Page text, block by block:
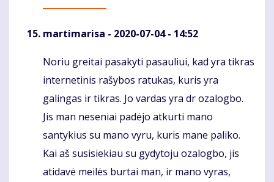
martimarisa - 2020-07-04 - 14:52
Komentaras
Noriu greitai pasakyti pasauliui, kad yra tikras
internetinis rašybos ratukas, kuris yra
galingas ir tikras. Jo vardas yra dr ozalogbo.
Jis man neseniai padėjo atkurti mano
santykius su mano vyru, kuris mane paliko.
Kai aš susisiekiau su gydytoju ozalogbo, jis
atidavė meilės burtai man, ir mano vyras,